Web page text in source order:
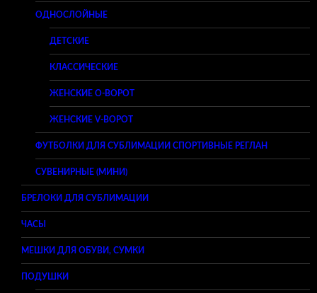
ОДНОСЛОЙНЫЕ
ДЕТСКИЕ
КЛАССИЧЕСКИЕ
ЖЕНСКИЕ O-ВОРОТ
ЖЕНСКИЕ V-ВОРОТ
ФУТБОЛКИ ДЛЯ СУБЛИМАЦИИ СПОРТИВНЫЕ РЕГЛАН
СУВЕНИРНЫЕ (МИНИ)
БРЕЛОКИ ДЛЯ СУБЛИМАЦИИ
ЧАСЫ
МЕШКИ ДЛЯ ОБУВИ, СУМКИ
ПОДУШКИ